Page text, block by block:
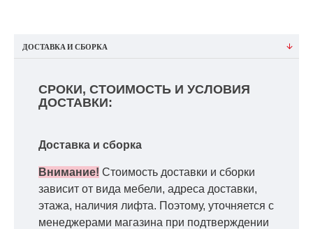
ДОСТАВКА И СБОРКА
СРОКИ, СТОИМОСТЬ И УСЛОВИЯ
ДОСТАВКИ:
Доставка и сборка
Внимание! Стоимость доставки и сборки
зависит от вида мебели, адреса доставки,
этажа, наличия лифта. Поэтому, уточняется с
менеджерами магазина при подтверждении